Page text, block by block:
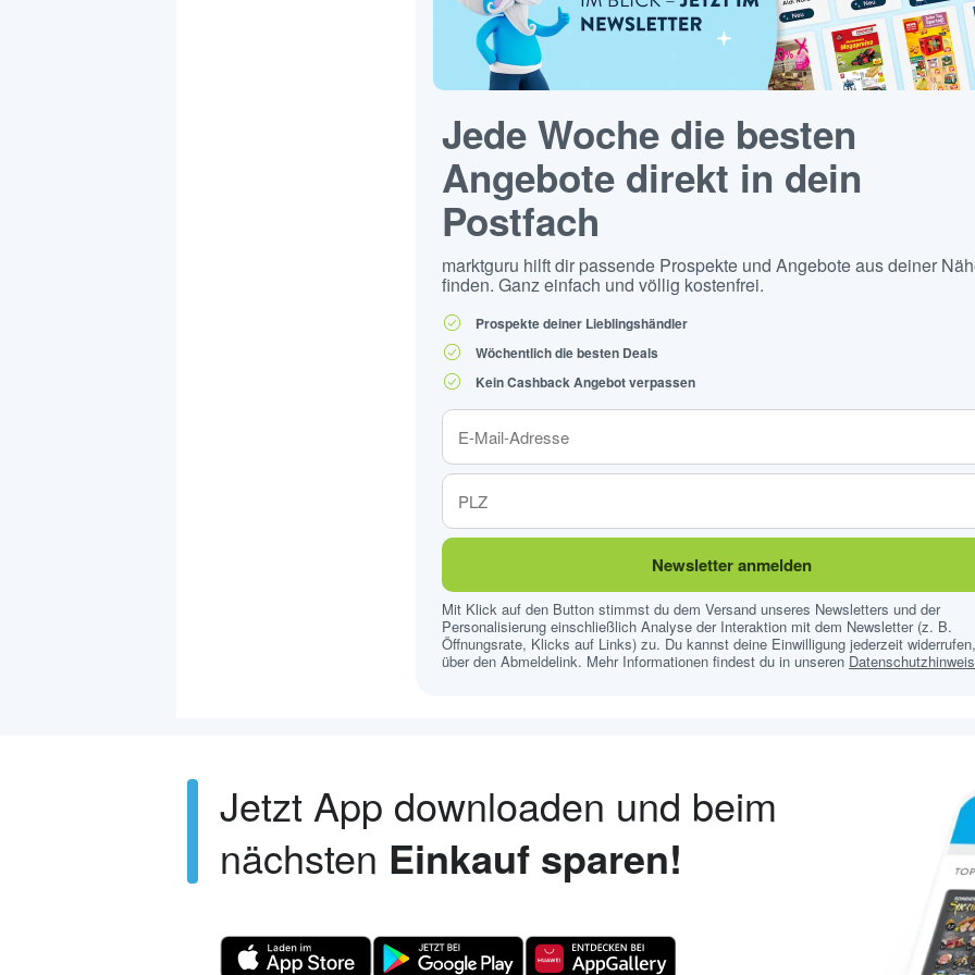
Jede Woche die besten
Angebote direkt in dein
Postfach
marktguru hilft dir passende Prospekte und Angebote aus deiner
finden. Ganz einfach und völlig kostenfrei.
Prospekte deiner Lieblingshändler
Wöchentlich die besten Deals
Kein Cashback Angebot verpassen
Newsletter anmelden
Mit Klick auf den Button stimmst du dem Versand unseres Newsletters und der
Personalisierung einschließlich Analyse der Interaktion mit dem Newsletter (z. B.
Öffnungsrate, Klicks auf Links) zu. Du kannst deine Einwilligung jederzeit
über den Abmeldelink. Mehr Informationen findest du in unseren
Jetzt App downloaden und beim
nächsten Einkauf sparen!